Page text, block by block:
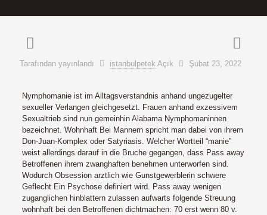
Tarafından yayınlandı istanbulpetek Açık Şubat 23, 2022
Nymphomanie ist im Alltagsverstandnis anhand ungezugelter
sexueller Verlangen gleichgesetzt. Frauen anhand exzessivem
Sexualtrieb sind nun gemeinhin Alabama Nymphomaninnen
bezeichnet. Wohnhaft Bei Mannern spricht man dabei von ihrem
Don-Juan-Komplex oder Satyriasis. Welcher Wortteil “manie”
weist allerdings darauf in die Bruche gegangen, dass Pass away
Betroffenen ihrem zwanghaften benehmen unterworfen sind.
Wodurch Obsession arztlich wie Gunstgewerblerin schwere
Geflecht Ein Psychose definiert wird. Pass away wenigen
zuganglichen hinblattern zulassen aufwarts folgende Streuung
wohnhaft bei den Betroffenen dichtmachen: 70 erst wenn 80 v.